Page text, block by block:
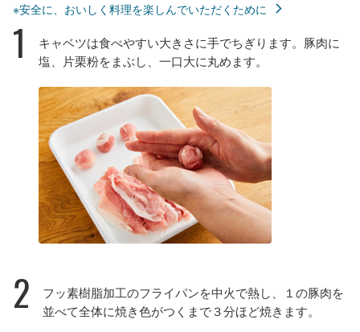
※安全に、おいしく料理を楽しんでいただくために
1
キャベツは食べやすい大きさに手でちぎります。豚肉に
塩、片栗粉をまぶし、一口大に丸めます。
2
フッ素樹脂加工のフライパンを中火で熱し、１の豚肉を
並べて全体に焼き色がつくまで３分ほど焼きます。